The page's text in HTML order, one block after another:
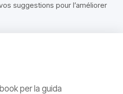
suggestions pour l’améliorer
per la guida